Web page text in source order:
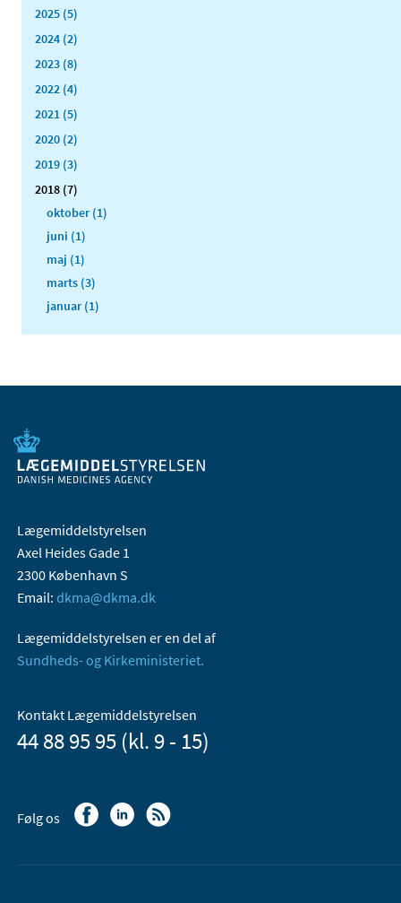
2025 (5)
2024 (2)
2023 (8)
2022 (4)
2021 (5)
2020 (2)
2019 (3)
2018 (7)
oktober (1)
juni (1)
maj (1)
marts (3)
januar (1)
Lægemiddelstyrelsen
Axel Heides Gade 1
2300 København S
Email: dkma@dkma.dk
Lægemiddelstyrelsen er en del af
Sundheds- og Kirkeministeriet.
Kontakt Lægemiddelstyrelsen
44 88 95 95 (kl. 9 - 15)
Følg os